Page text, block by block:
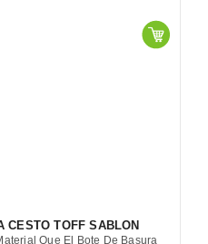
CESTO TOFF SABLON
Que El Bote De Basura